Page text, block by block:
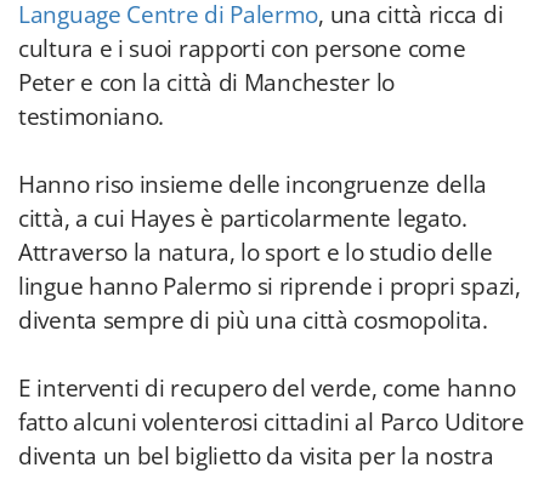
Language Centre di Palermo, una città ricca di
cultura e i suoi rapporti con persone come
Peter e con la città di Manchester lo
testimoniano.
Hanno riso insieme delle incongruenze della
città, a cui Hayes è particolarmente legato.
Attraverso la natura, lo sport e lo studio delle
lingue hanno Palermo si riprende i propri spazi,
diventa sempre di più una città cosmopolita.
E interventi di recupero del verde, come hanno
fatto alcuni volenterosi cittadini al Parco Uditore
diventa un bel biglietto da visita per la nostra